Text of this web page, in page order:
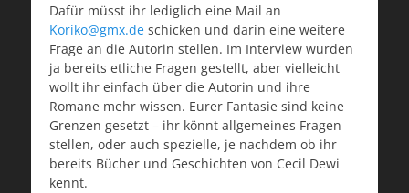
Dafür müsst ihr lediglich eine Mail an
Koriko@gmx.de schicken und darin eine weitere
Frage an die Autorin stellen. Im Interview wurden
ja bereits etliche Fragen gestellt, aber vielleicht
wollt ihr einfach über die Autorin und ihre
Romane mehr wissen. Eurer Fantasie sind keine
Grenzen gesetzt – ihr könnt allgemeines Fragen
stellen, oder auch spezielle, je nachdem ob ihr
bereits Bücher und Geschichten von Cecil Dewi
kennt.